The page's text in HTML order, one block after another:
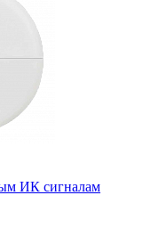
ИК сигналам